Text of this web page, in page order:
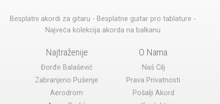
Besplatni akordi za gitaru - Besplatne guitar pro tablature -
Najveća kolekcija akorda na balkanu
Najtraženije
Đorđe Balašević
Zabranjeno Pušenje
Aerodrom
O Nama
Naš Cilj
Prava Privatnosti
Pošalji Akord